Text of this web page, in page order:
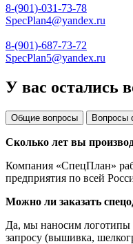
8-(901)-031-73-78
SpecPlan4@yandex.ru
8-(901)-687-73-72
SpecPlan5@yandex.ru
У вас остались
Общие вопросы Вопросы
Сколько лет вы
Компания «СпецПлан»
предприятия по всей
Можно ли заказать
Да, мы наносим
запросу (вышивка,